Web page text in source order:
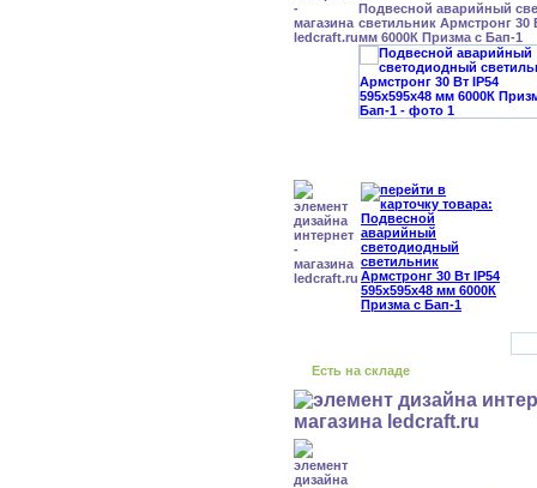
Подвесной аварийный
светильник Армстронг 30
мм 6000К Призма с Бап-1
Есть на складе